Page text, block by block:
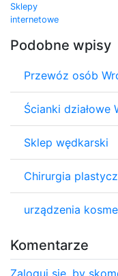
Sklepy
internetowe
Podobne wpisy
Przewóz osób
Ścianki działowe
Sklep wędkarski
Chirurgia
urządzenia
Komentarze
Zaloguj się, by